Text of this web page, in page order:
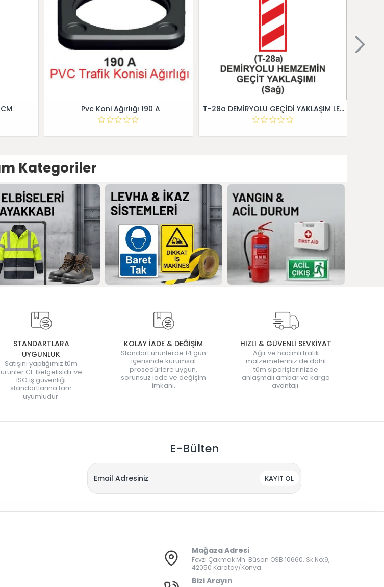
Pvc Koni Ağırlığı 190 A T-28a DEMİRYOLU GEÇİDİ YAKLAŞIM LEVHALARI (Sağ)
Kategoriler
STANDARTLARA
UYGUNLUK
Satışını yaptığımız tüm
ürünler CE belgelisidir ve
ISO iş güvenliği
standartlarına tam
uyumludur.
KOLAY İADE & DEĞİŞİM
Standart ürünlerde 14 gün
içerisinde kurumsal
prosedürlere uygun,
sorunsuz iade ve değişim
imkanı.
HIZLI & GÜVENLİ SEVKİYAT
Ağır ve hacimli trafik
malzemeleriniz de dahil
tüm siparişlerinizde
anlaşmalı ambar ve kargo
avantajı.
E-Bülten
KAYIT OL
Mağaza Adresi
Fevzi Çakmak Mh. Büsan OSB 10660. Sk No:9,
42050 Karatay/Konya
Bizi Arayın